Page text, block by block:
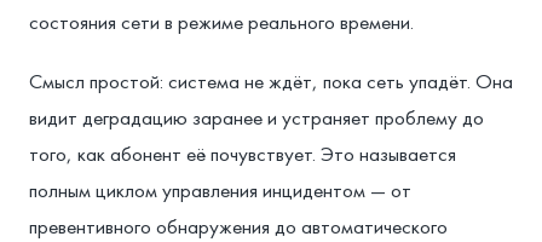
состояния сети в режиме реального времени.
Смысл простой: система не ждёт, пока сеть упадёт. Она
видит деградацию заранее и устраняет проблему до
того, как абонент её почувствует. Это называется
полным циклом управления инцидентом — от
превентивного обнаружения до автоматического